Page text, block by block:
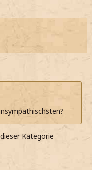
Kategorie